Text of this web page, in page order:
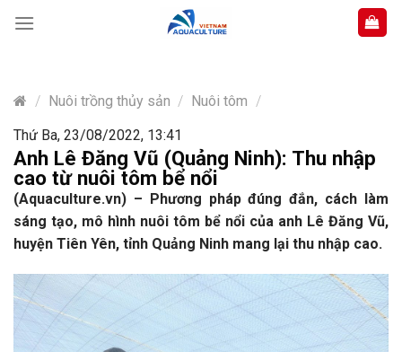
content
/ Nuôi trồng thủy sản / Nuôi tôm /
Thứ Ba, 23/08/2022, 13:41
Anh Lê Đăng Vũ (Quảng Ninh): Thu nhập
cao từ nuôi tôm bể nổi
(Aquaculture.vn) – Phương pháp đúng đắn, cách làm
sáng tạo, mô hình nuôi tôm bể nổi của anh Lê Đăng Vũ,
huyện Tiên Yên, tỉnh Quảng Ninh mang lại thu nhập cao.